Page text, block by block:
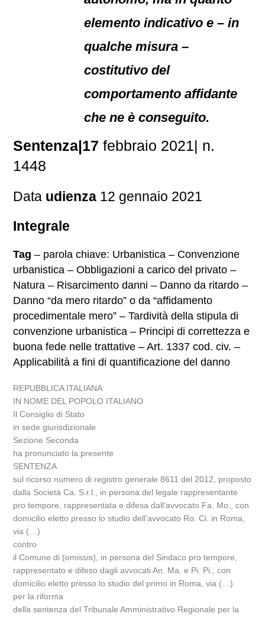
elemento indicativo e – in
qualche misura –
costitutivo del
comportamento affidante
che ne è conseguito.
Sentenza|17 febbraio 2021| n.
1448
Data udienza 12 gennaio 2021
Integrale
Tag – parola chiave: Urbanistica – Convenzione
urbanistica – Obbligazioni a carico del privato –
Natura – Risarcimento danni – Danno da ritardo –
Danno “da mero ritardo” o da “affidamento
procedimentale mero” – Tardività della stipula di
convenzione urbanistica – Principi di correttezza e
buona fede nelle trattative – Art. 1337 cod. civ. –
Applicabilità a fini di quantificazione del danno
REPUBBLICA ITALIANA
IN NOME DEL POPOLO ITALIANO
Il Consiglio di Stato
in sede giurisdizionale
Sezione Seconda
ha pronunciato la presente
SENTENZA
sul ricorso numero di registro generale 8611 del 2012, proposto
dalla Società Ca. S.r.l., in persona del legale rappresentante
pro tempore, rappresentata e difesa dall’avvocato Fa. Mo., con
domicilio eletto presso lo studio dell’avvocato Ro. Ci. in Roma,
via (…)
contro
il Comune di (omissis), in persona del Sindaco pro tempore,
rappresentato e difeso dagli avvocati An. Ma. e Pi. Pi., con
domicilio eletto presso lo studio del primo in Roma, via (…)
per la riforma
della sentenza del Tribunale Amministrativo Regionale per la